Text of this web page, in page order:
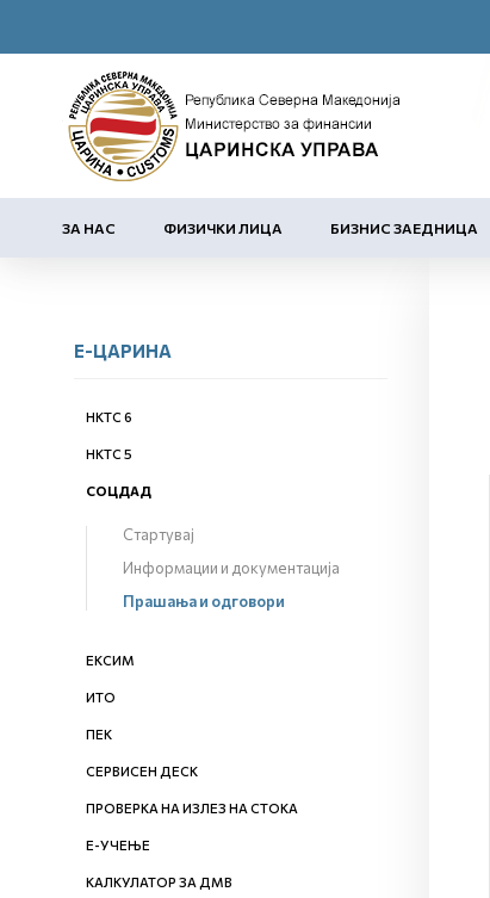
ЗА НАС ФИЗИЧКИ ЛИЦА БИЗНИС ЗАЕДНИЦА
Е-ЦАРИНА
НКТС 6
НКТС 5
СОЦДАД
Стартувај
Информации и документација
Прашања и одговори
ЕКСИМ
ИТО
ПЕК
СЕРВИСЕН ДЕСК
ПРОВЕРКА НА ИЗЛЕЗ НА СТОКА
Е-УЧЕЊЕ
КАЛКУЛАТОР ЗА ДМВ